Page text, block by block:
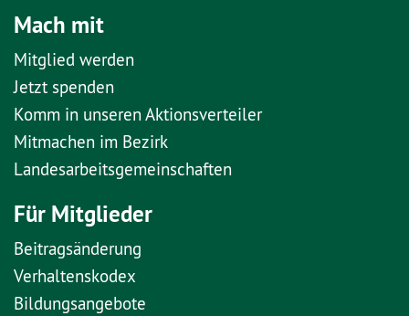
Mach mit
Mitglied werden
Jetzt spenden
Komm in unseren Aktionsverteiler
Mitmachen im Bezirk
Landesarbeitsgemeinschaften
Für Mitglieder
Beitragsänderung
Verhaltenskodex
Bildungsangebote